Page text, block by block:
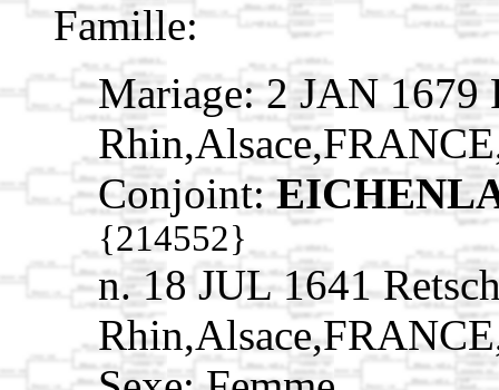
Famille:
Mariage: 2 JAN 1679
Conjoint:
{214552}
n. 18 JUL 1641